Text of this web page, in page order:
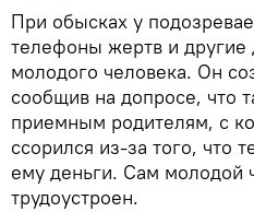
При обысках у
телефоны жертв и другие
молодого человека. Он
сообщив на допросе, что
приемным родителям, с
ссорился из-за того, что
ему деньги. Сам молодой
трудоустроен.